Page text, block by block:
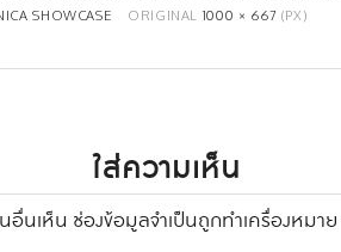
SHOWCASE
ORIGINAL 1000 × 667 (PX)
ใส่ความเห็น
อื่นเห็น ช่องข้อมูลจำเป็นถูกทำเครื่องหมาย